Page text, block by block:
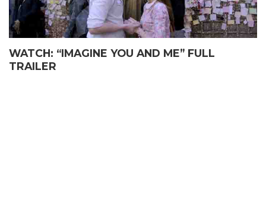
WATCH: “IMAGINE YOU AND ME” FULL
TRAILER